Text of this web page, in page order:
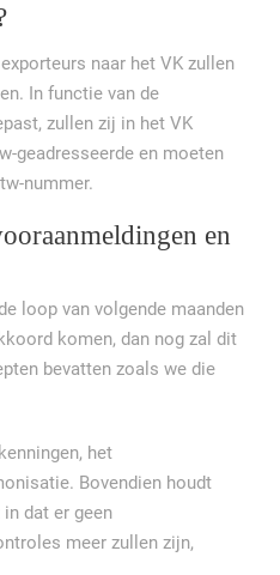
naar het VK zullen
In functie van de
zullen zij in het VK
geadresseerde en moeten
nummer.
en
loop van volgende maanden
komen, dan nog zal dit
bevatten zoals we die
het
Bovendien houdt
dat er geen
meer zullen zijn,